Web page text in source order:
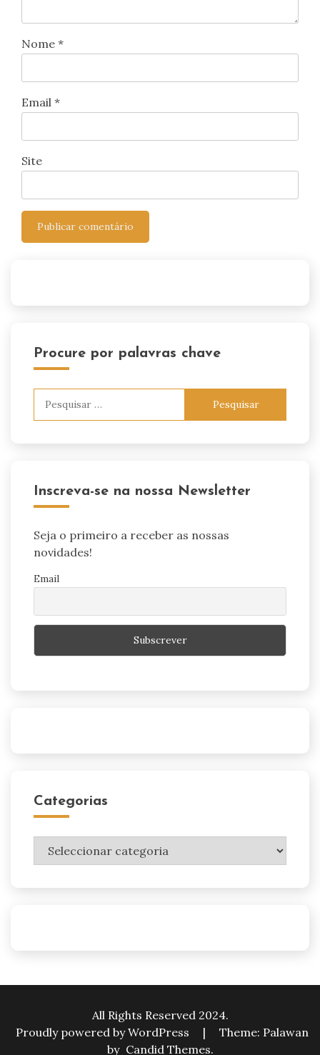
Nome *
Email *
Site
Procure por palavras chave
Inscreva-se na nossa Newsletter
Seja o primeiro a receber as nossas
novidades!
Email
Categorias
Categorias
All Rights Reserved 2024.
Proudly powered by WordPress
|
Theme: Palawan
by Candid Themes.